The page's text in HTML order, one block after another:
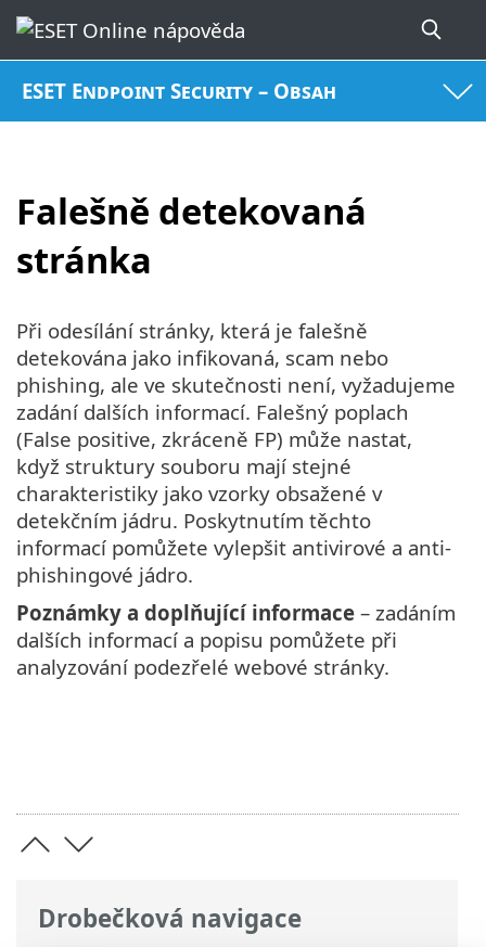
ESET Endpoint Security – Obsah
Falešně detekovaná
stránka
Drobečková navigace
Při odesílání stránky, která je falešně
detekována jako infikovaná, scam nebo
phishing, ale ve skutečnosti není, vyžadujeme
zadání dalších informací. Falešný poplach
(False positive, zkráceně FP) může nastat,
když struktury souboru mají stejné
charakteristiky jako vzorky obsažené v
detekčním jádru. Poskytnutím těchto
informací pomůžete vylepšit antivirové a anti-
phishingové jádro.
Poznámky a doplňující informace – zadáním
dalších informací a popisu pomůžete při
analyzování podezřelé webové stránky.